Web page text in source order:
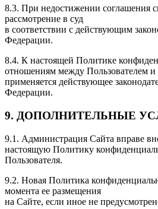
8.3. При недостижении соглашения
рассмотрение в суд
в соответствии с действующим
Федерации.
8.4. К настоящей Политике
отношениям между Пользователем
применяется действующее
Федерации.
9. ДОПОЛНИТЕЛЬНЫЕ
9.1. Администрация Сайта вправе
настоящую Политику
Пользователя.
9.2. Новая Политика
момента ее размещения
на Сайте, если иное не